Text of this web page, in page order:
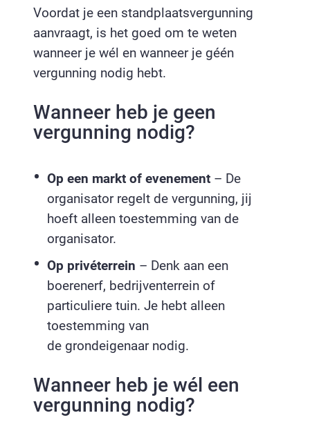
Voordat je een standplaatsvergunning
aanvraagt, is het goed om te weten
wanneer je wél en wanneer je géén
vergunning nodig hebt.
Wanneer heb je geen
vergunning nodig?
Op een markt of evenement – De
organisator regelt de vergunning, jij
hoeft alleen toestemming van de
organisator.
Op privéterrein – Denk aan een
boerenerf, bedrijventerrein of
particuliere tuin. Je hebt alleen
toestemming van
de grondeigenaar nodig.
Wanneer heb je wél een
vergunning nodig?